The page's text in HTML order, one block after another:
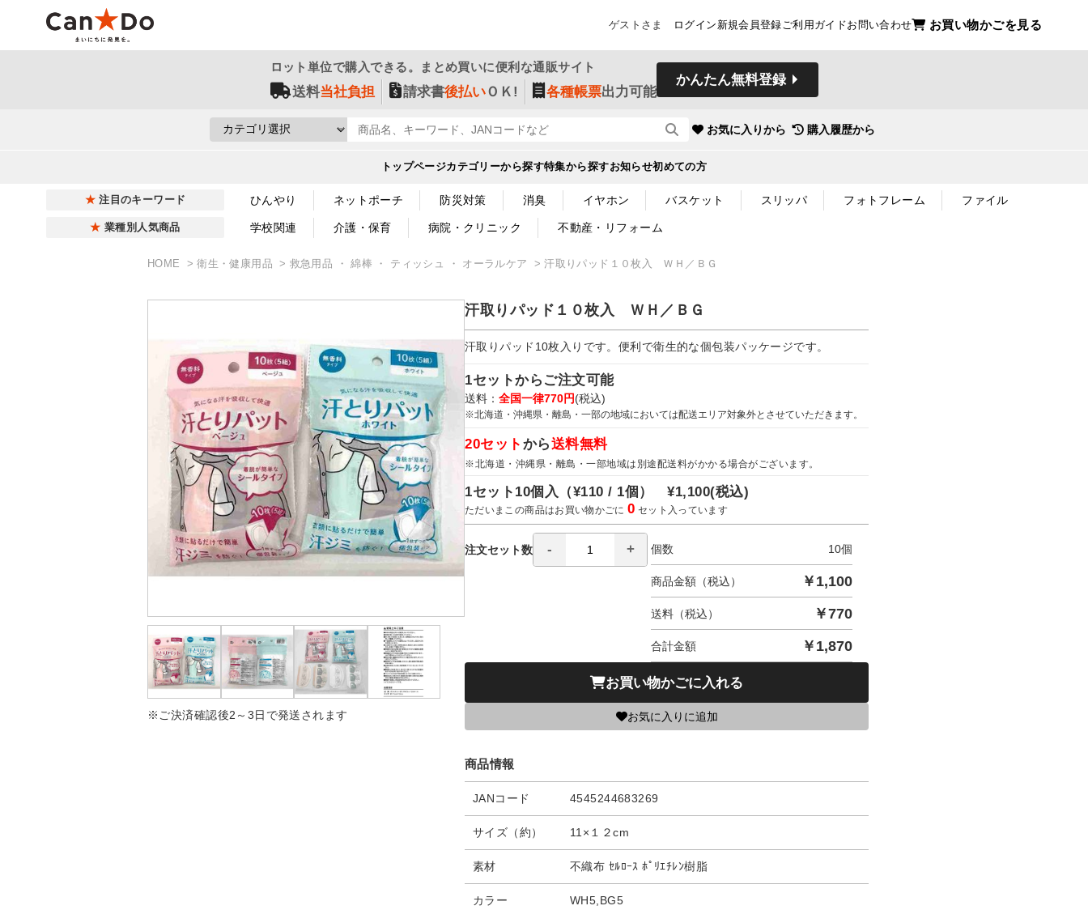
ゲストさま ログイン 新規会員登録ご利用ガイドお問い合わせ お買い物かごを見る
ロット単位で購入できる。まとめ買いに便利な通販サイト
送料当社負担 請求書後払いＯＫ! 各種帳票出力可能
かんたん無料登録
お気に入りから 購入履歴から
トップページカテゴリーから探す特集から探すお知らせ初めての方
注目のキーワード ひんやり ネットポーチ 防災対策 消臭 イヤホン バスケット スリッパ フォトフレーム ファイル
業種別人気商品 学校関連 介護・保育 病院・クリニック 不動産・リフォーム
HOME 衛生・健康用品 救急用品 ・ 綿棒 ・ ティッシュ ・ オーラルケア 汗取りパッド１０枚入 ＷＨ／ＢＧ
※ご決済確認後2～3日で発送されます
汗取りパッド１０枚入 ＷＨ／ＢＧ
汗取りパッド10枚入りです。便利で衛生的な個包装パッケージです。
1セットからご注文可能
送料： 全国一律770円(税込)
※北海道・沖縄県・離島・一部の地域においては配送エリア対象外とさせていただきます。
20セット から送料無料
※北海道・沖縄県・離島・一部地域は別途配送料がかかる場合がございます。
1セット10個入（¥110 / 1個）¥1,100(税込)
ただいまこの商品はお買い物かごに0 セット入っています
注文セット数 個数 10個
商品金額（税込） ￥ 1,100
送料（税込） ￥770
合計金額 ￥ 1,870
お買い物かごに入れる
お気に入りに追加
商品情報
JANコード 4545244683269
サイズ（約） 11×１２cm
素材 不織布 ｾﾙﾛｰｽ ﾎﾟﾘｴﾁﾚﾝ樹脂
カラー WH5,BG5